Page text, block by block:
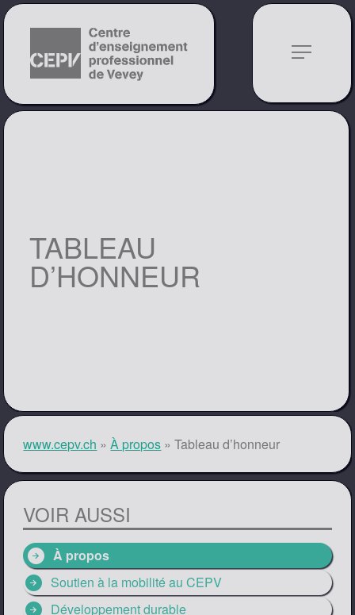
notes
TABLEAU
D’HONNEUR
www.cepv.ch »À propos »Tableau d’honneur
VOIR AUSSI
arrow_circle_right À propos
arrow_circle_right Soutien à la mobilité au CEPV
arrow_circle_right Développement durable